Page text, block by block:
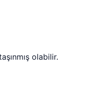
olabilir.